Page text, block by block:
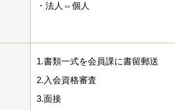
・法人⇔個人
1.書類一式を会員課に書留郵送
2.入会資格審査
3.面接